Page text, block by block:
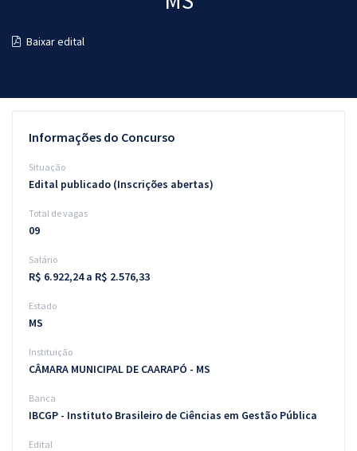
Graduação
Questões grátis
Blog
Aprovados
Atendimento
Baixar edital
Informações do Concurso
Situação
Edital publicado (Inscrições abertas)
Total de vagas
09
Salário
R$ 6.922,24 a R$ 2.576,33
Estado
MS
Instituição
CÂMARA MUNICIPAL DE CAARAPÓ - MS
Banca
IBCGP - Instituto Brasileiro de Ciências em Gestão Pública
Edital